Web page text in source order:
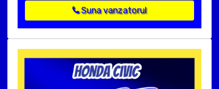
Suna vanzatorul